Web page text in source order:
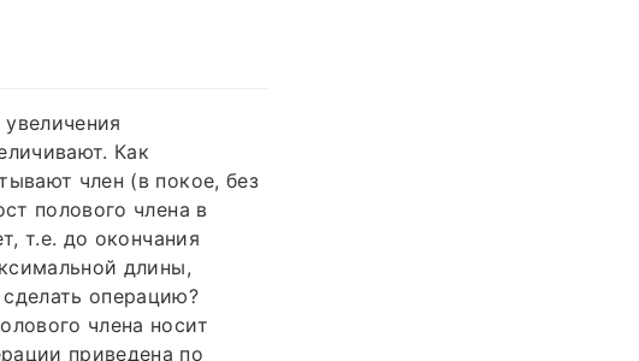
Как
член (в покое, без
полового члена в
т.е. до окончания
длины,
операцию?
члена носит
приведена по